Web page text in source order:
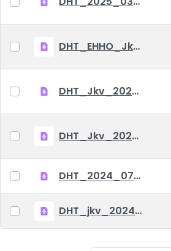
DHT_EHHO_Jkv_2025_01_23
DHT_Jkv_2024_12_03
DHT_Jkv_2024_07_31_EHHO
DHT_2024_07_04_jkv
DHT_jkv_2024_06_06